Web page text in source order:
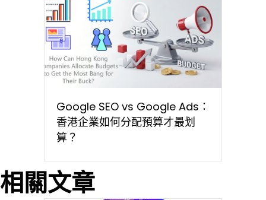
Google SEO vs Google Ads：
香港企業如何分配預算才最划
算？
相關文章